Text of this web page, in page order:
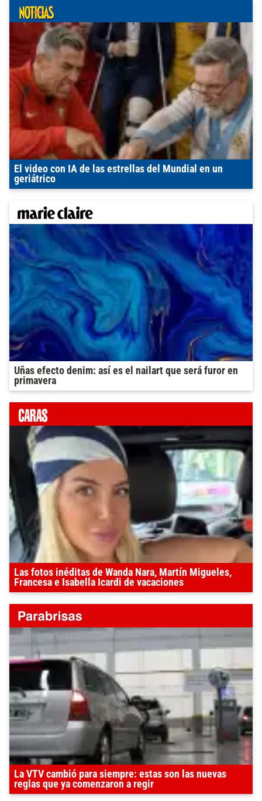
El video con IA de las estrellas del Mundial en un
geriátrico
Uñas efecto denim: así es el nailart que será furor en
primavera
Las fotos inéditas de Wanda Nara, Martín Migueles,
Francesa e Isabella Icardi de vacaciones
La VTV cambió para siempre: estas son las nuevas
reglas que ya comenzaron a regir